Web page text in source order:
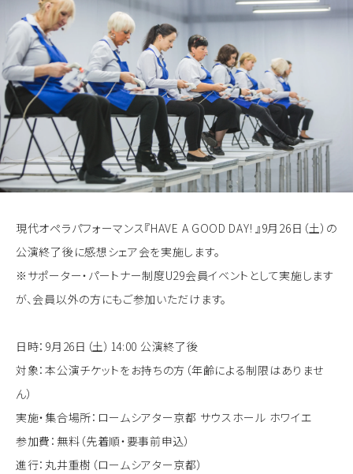
現代オペラパフォーマンス『HAVE A GOOD DAY! 』9月26日（土）の
公演終了後に感想シェア会を実施します。
※サポーター・パートナー制度U29会員イベントとして実施します
が、会員以外の方にもご参加いただけます。
日時：9月26日（土）14:00 公演終了後
対象：本公演チケットをお持ちの方（年齢による制限はありませ
ん）
実施・集合場所：ロームシアター京都 サウスホール ホワイエ
参加費：無料（先着順・要事前申込）
進行：丸井重樹（ロームシアター京都）